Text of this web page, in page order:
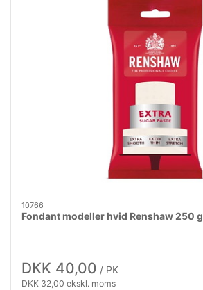
10766
Fondant modeller hvid Renshaw 250 g
DKK 40,00 / PK
DKK 32,00 ekskl. moms